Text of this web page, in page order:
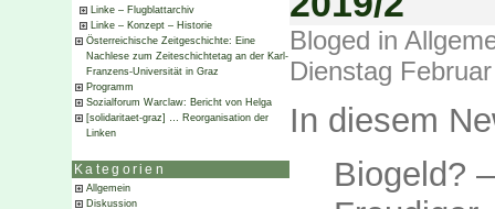
Linke – Flugblattarchiv
Linke – Konzept – Historie
Österreichische Zeitgeschichte: Eine
Nachlese zum Zeiteschichtetag an der Karl-
Franzens-Universität in Graz
Programm
Sozialforum Warclaw: Bericht von Helga
[solidaritaet-graz] … Reorganisation der
Linken
Kategorien
Allgemein
Diskussion
Bloged in
Dienstag
In diesem
Biogeld?